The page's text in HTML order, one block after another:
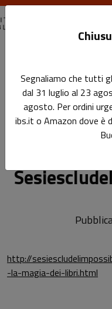
Leggi la recensione al
Leggi la
Sottotitolo non
http://
-la-magia-dei-libri.html
Segnaliamo che tutti
dal 31 luglio al 23
agosto. Per ordini
ibs.it o Amazon dove è